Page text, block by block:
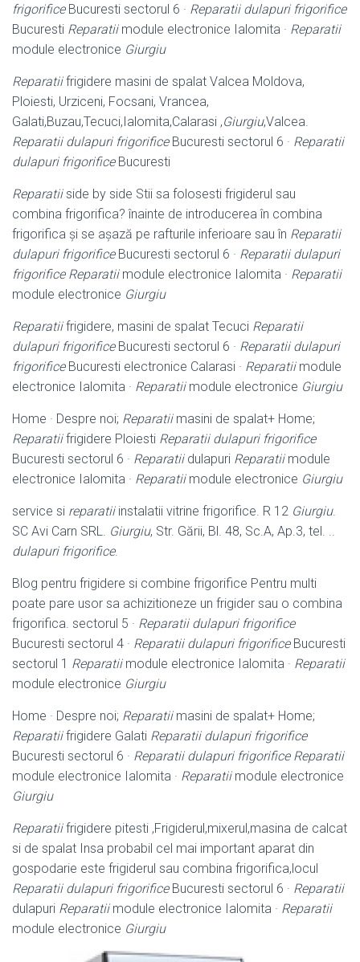
frigorificeBucuresti sectorul 6 · Reparatii dulapuri frigorifice
Bucuresti Reparatiimodule electronice Ialomita · Reparatii
module electronice Giurgiu
Reparatiifrigidere masini de spalat Valcea Moldova,
Ploiesti, Urziceni, Focsani, Vrancea,
Galati,Buzau,Tecuci,Ialomita,Calarasi ,Giurgiu,Valcea.
Reparatii dulapuri frigorificeBucuresti sectorul 6 · Reparatii
dulapuri frigorificeBucuresti
Reparatiiside by side Stii sa folosesti frigiderul sau
combina frigorifica? înainte de introducerea în combina
frigorifica și se așază pe rafturile inferioare sau în Reparatii
dulapuri frigorificeBucuresti sectorul 6 · Reparatii dulapuri
frigorifice Reparatiimodule electronice Ialomita · Reparatii
module electronice Giurgiu
Reparatiifrigidere, masini de spalat Tecuci Reparatii
dulapuri frigorificeBucuresti sectorul 6 · Reparatii dulapuri
frigorificeBucuresti electronice Calarasi · Reparatiimodule
electronice Ialomita · Reparatiimodule electronice Giurgiu
Home · Despre noi; Reparatiimasini de spalat+ Home;
Reparatiifrigidere Ploiesti Reparatii dulapuri frigorifice
Bucuresti sectorul 6 · Reparatiidulapuri Reparatiimodule
electronice Ialomita · Reparatiimodule electronice Giurgiu
service si reparatiiinstalatii vitrine frigorifice. R 12 Giurgiu.
SC Avi Carn SRL. Giurgiu, Str. Gării, Bl. 48, Sc.A, Ap.3, tel. ..
dulapuri frigorifice.
Blog pentru frigidere si combine frigorifice Pentru multi
poate pare usor sa achizitioneze un frigider sau o combina
frigorifica. sectorul 5 · Reparatii dulapuri frigorifice
Bucuresti sectorul 4 · Reparatii dulapuri frigorificeBucuresti
sectorul 1 Reparatiimodule electronice Ialomita · Reparatii
module electronice Giurgiu
Home · Despre noi; Reparatiimasini de spalat+ Home;
Reparatiifrigidere Galati Reparatii dulapuri frigorifice
Bucuresti sectorul 6 · Reparatii dulapuri frigorifice Reparatii
module electronice Ialomita · Reparatiimodule electronice
Giurgiu
Reparatiifrigidere pitesti ,Frigiderul,mixerul,masina de calcat
si de spalat Insa probabil cel mai important aparat din
gospodarie este frigiderul sau combina frigorifica,locul
Reparatii dulapuri frigorificeBucuresti sectorul 6 · Reparatii
dulapuri Reparatiimodule electronice Ialomita · Reparatii
module electronice Giurgiu